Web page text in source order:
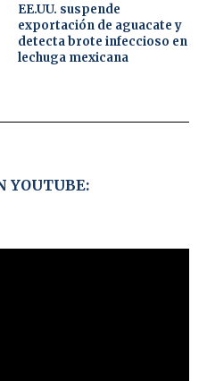
EE.UU. suspende
exportación de aguacate y
detecta brote infeccioso en
lechuga mexicana
YOUTUBE: